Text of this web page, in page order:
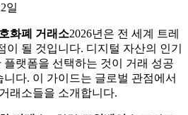
일
화폐 거래소2026년은 전 세계 트레
이 될 것입니다. 디지털 자산의 인기
랫폼을 선택하는 것이 거래 성공
다. 이 가이드는 글로벌 관점에서
래소들을 소개합니다.